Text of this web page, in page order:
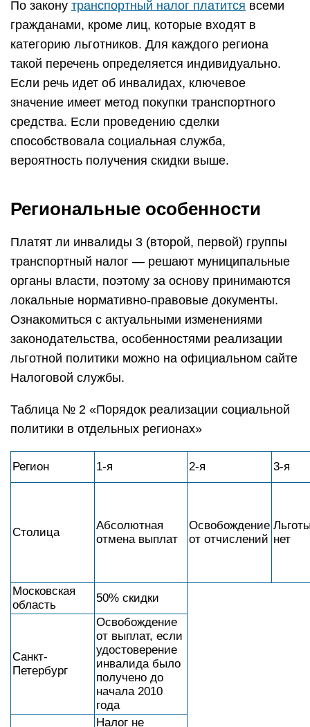
По закону транспортный налог платится всеми
гражданами, кроме лиц, которые входят в
категорию льготников. Для каждого региона
такой перечень определяется индивидуально.
Если речь идет об инвалидах, ключевое
значение имеет метод покупки транспортного
средства. Если проведению сделки
способствовала социальная служба,
вероятность получения скидки выше.
Региональные особенности
Платят ли инвалиды 3 (второй, первой) группы
транспортный налог — решают муниципальные
органы власти, поэтому за основу принимаются
локальные нормативно-правовые документы.
Ознакомиться с актуальными изменениями
законодательства, особенностями реализации
льготной политики можно на официальном сайте
Налоговой службы.
Таблица № 2 «Порядок реализации социальной
политики в отдельных регионах»
Регион 1-я 2-я 3-я
Столица
Абсолютная
отмена выплат
Освобождение
от отчислений нет
Московская
область
50% скидки
Санкт-
Петербург
Освобождение
от выплат, если
удостоверение
инвалида было
получено до
начала 2010
года
Налог не